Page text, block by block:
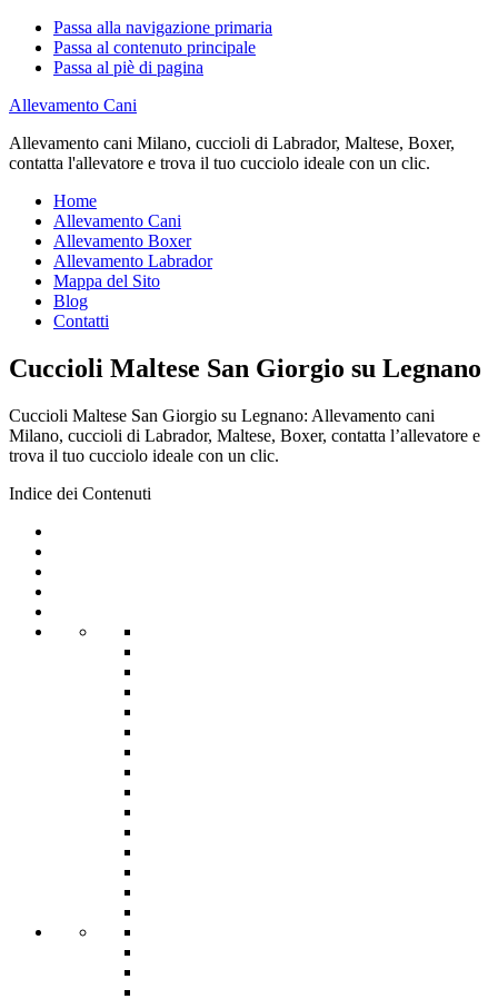
Passa alla navigazione primaria
Passa al contenuto principale
Passa al piè di pagina
Allevamento Cani
Allevamento cani Milano, cuccioli di Labrador, Maltese, Boxer,
contatta l'allevatore e trova il tuo cucciolo ideale con un clic.
Home
Allevamento Cani
Allevamento Boxer
Allevamento Labrador
Mappa del Sito
Blog
Contatti
Cuccioli Maltese San Giorgio su Legnano
Cuccioli Maltese San Giorgio su Legnano: Allevamento cani
Milano, cuccioli di Labrador, Maltese, Boxer, contatta l’allevatore e
trova il tuo cucciolo ideale con un clic.
Indice dei Contenuti